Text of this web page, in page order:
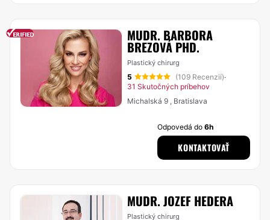
MUDR. BARBORA
BREZOVÁ PHD.
Plastický chirurg
5 (109 Recenzií)·
31 Skutočných príbehov
Michalská 9 , Bratislava
Odpovedá do6h
KONTAKTOVAŤ
MUDR. JOZEF HEDERA
Plastický chirurg